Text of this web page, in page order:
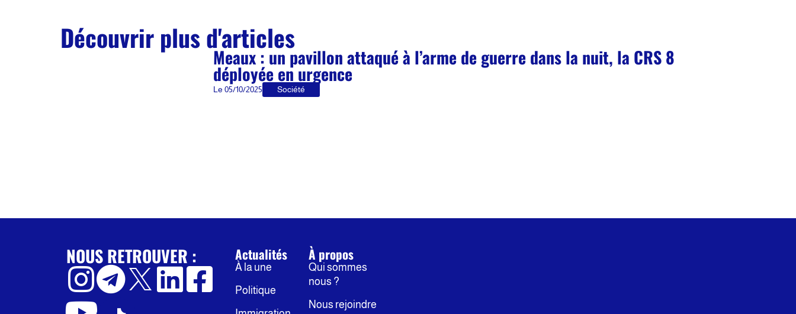
Découvrir plus d'articles
Meaux : un pavillon attaqué à l’arme de guerre dans la nuit, la CRS 8
déployée en urgence
Le 05/10/2025 Société
NOUS RETROUVER : Actualités
À la une
Politique
À propos
Qui sommes
nous ?
Nous rejoindre